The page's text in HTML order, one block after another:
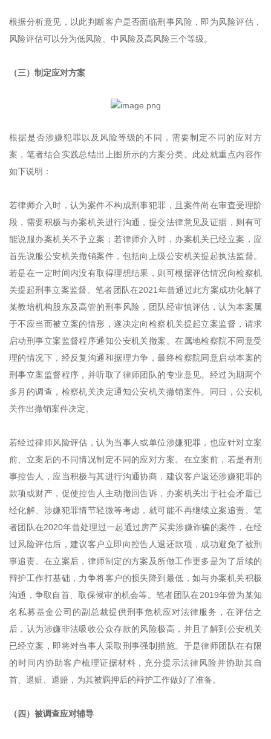
根据分析意见，以此判断客户是否面临刑事风险，即为风险评估，
风险评估可以分为低风险、中风险及高风险三个等级。
（三）制定应对方案
根据是否涉嫌犯罪以及风险等级的不同，需要制定不同的应对方
案，笔者结合实践总结出上图所示的方案分类。此处就重点内容作
如下说明：
若律师介入时，认为案件不构成刑事犯罪，且案件尚在审查受理阶
段，需要积极与办案机关进行沟通，提交法律意见及证据，则有可
能说服办案机关不予立案；若律师介入时，办案机关已经立案，应
首先说服公安机关撤销案件，包括向上级公安机关提起执法监督。
若是在一定时间内没有取得理想结果，则可根据评估情况向检察机
关提起刑事立案监督。笔者团队在2021年曾通过此方案成功化解了
某教培机构股东及高管的刑事风险，团队经审慎评估，认为本案属
于不应当而被立案的情形，遂决定向检察机关提起立案监督，请求
启动刑事立案监督程序通知公安机关撤案。在属地检察院不同意受
理的情况下，经反复沟通和据理力争，最终检察院同意启动本案的
刑事立案监督程序，并听取了律师团队的专业意见。经过为期两个
多月的调查，检察机关决定通知公安机关撤销案件。同日，公安机
关作出撤销案件决定。
若经过律师风险评估，认为当事人或单位涉嫌犯罪，也应针对立案
前、立案后的不同情况制定不同的应对方案。在立案前，若是有刑
事控告人，应当积极与其进行沟通协商，建议客户返还涉嫌犯罪的
款项或财产，促使控告人主动撤回告诉，办案机关出于社会矛盾已
经化解、涉嫌犯罪情节轻微等考虑，就可能不再继续立案追责。笔
者团队在2020年曾处理过一起通过房产买卖涉嫌诈骗的案件，在经
过风险评估后，建议客户立即向控告人退还款项，成功避免了被刑
事追责。在立案后，律师制定的方案及所做工作更多是为了后续的
辩护工作打基础，力争将客户的损失降到最低，如与办案机关积极
沟通，争取自首、取保候审的机会等。笔者团队在2019年曾为某知
名私募基金公司的副总裁提供刑事危机应对法律服务，在评估之
后，认为涉嫌非法吸收公众存款的风险极高，并且了解到公安机关
已经立案，即将对当事人采取刑事强制措施。于是律师团队在有限
的时间内协助客户梳理证据材料，充分提示法律风险并协助其自
首、退赃、退赔，为其被羁押后的辩护工作做好了准备。
（四）被调查应对辅导